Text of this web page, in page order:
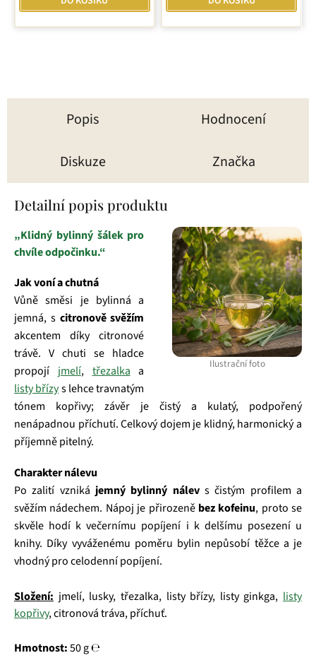
z
5
Popis Hodnocení
Diskuze Značka
Detailní popis produktu
Ilustrační foto
„Klidný bylinný šálek pro
chvíle odpočinku.“
Jak voní a chutná
Vůně směsi je bylinná a
jemná, s citronově svěžím
akcentem díky citronové
trávě. V chuti se hladce
propojí jmelí, třezalka a
listy břízys lehce travnatým
tónem kopřivy; závěr je čistý a kulatý, podpořený
nenápadnou příchutí. Celkový dojem je klidný, harmonický a
příjemně pitelný.
Charakter nálevu
Po zalití vzniká jemný bylinný nálevs čistým profilem a
svěžím nádechem. Nápoj je přirozeně bez kofeinu, proto se
skvěle hodí k večernímu popíjení i k delšímu posezení u
knihy. Díky vyváženému poměru bylin nepůsobí těžce a je
vhodný pro celodenní popíjení.
Složení: jmelí, lusky, třezalka, listy břízy, listy ginkga, listy
kopřivy, citronová tráva, příchuť.
Hmotnost:50 g ℮